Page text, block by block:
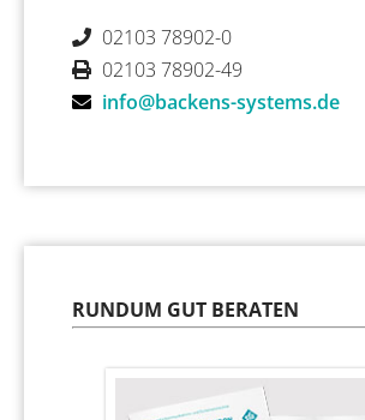
02103 78902-0
02103 78902-49
info@backens-systems.de
RUNDUM GUT BERATEN